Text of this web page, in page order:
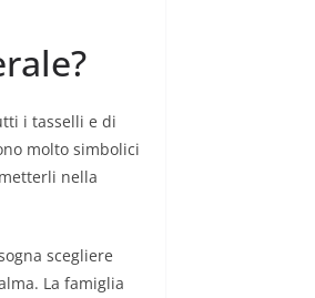
i tasselli e di
molto simbolici
nella
scegliere
La famiglia